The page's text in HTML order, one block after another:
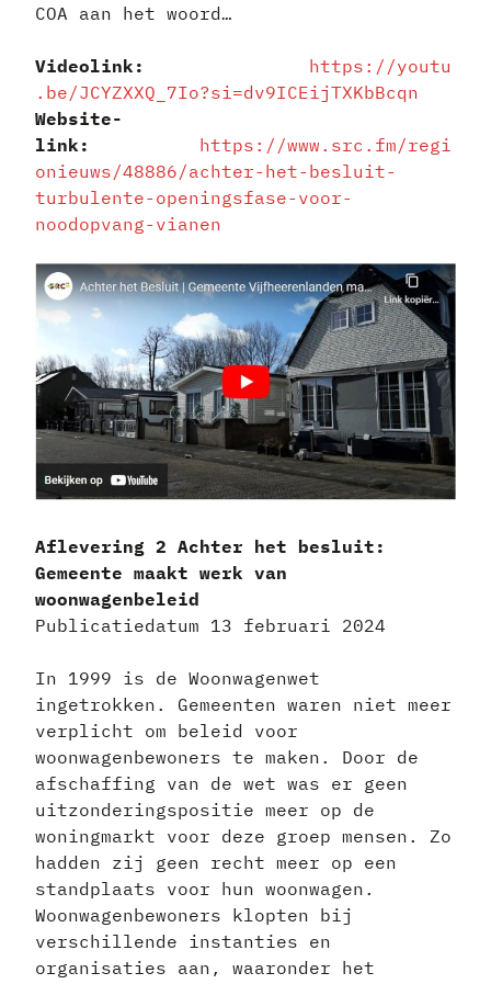
COA aan het woord…
Videolink:
https://youtu
.be/JCYZXXQ_7Io?si=dv9ICEijTXKbBcqn
Website-
link:
https://www.src.fm/regi
onieuws/48886/achter-het-besluit-
turbulente-openingsfase-voor-
noodopvang-vianen
Aflevering 2 Achter het besluit:
Gemeente maakt werk van
woonwagenbeleid
Publicatiedatum 13 februari 2024
In 1999 is de Woonwagenwet
ingetrokken. Gemeenten waren niet meer
verplicht om beleid voor
woonwagenbewoners te maken. Door de
afschaffing van de wet was er geen
uitzonderingspositie meer op de
woningmarkt voor deze groep mensen. Zo
hadden zij geen recht meer op een
standplaats voor hun woonwagen.
Woonwagenbewoners klopten bij
verschillende instanties en
organisaties aan, waaronder het